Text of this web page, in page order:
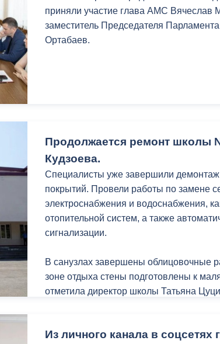
Кадровая политика
Контактная информация
Списки граждан, состоящих на
учете в качестве нуждающихся в
Общественное обсуждение
документов стратегического
планирования
Порядок обжалования решений и
действий органов местного
самоуправления
Выборы 2026
приняли участие глава АМС Вячеслав
заместитель Председателя
Ортабаев.
Продолжается ремонт школы
Кудзоева.
Специалисты уже завершили демонтаж
покрытий. Провели работы по замене
электроснабжения и водоснабжения,
отопительной систем, а также
сигнализации.
В санузлах завершены облицовочные
зоне отдыха стены подготовлены к
отметила директор школы Татьяна
«После завершения ремонта школу
Из личного канала в